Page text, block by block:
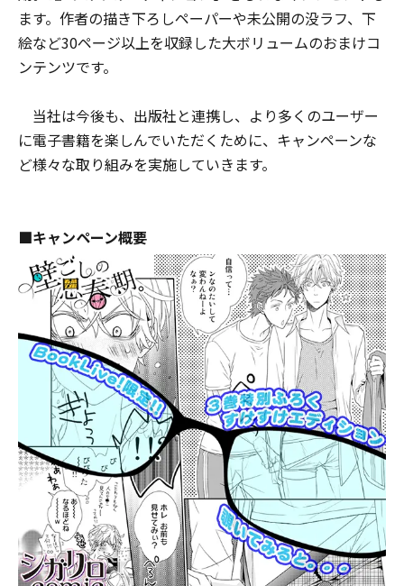
ます。作者の描き下ろしペーパーや未公開の没ラフ、下
絵など30ページ以上を収録した大ボリュームのおまけコ
ンテンツです。
当社は今後も、出版社と連携し、より多くのユーザー
に電子書籍を楽しんでいただくために、キャンペーンな
ど様々な取り組みを実施していきます。
■キャンペーン概要